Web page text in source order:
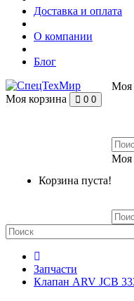
Доставка и оплата
О компании
Блог
Моя
Моя
Моя корзина 0 0
Корзина пуста!
Запчасти
Клапан ARV JCB